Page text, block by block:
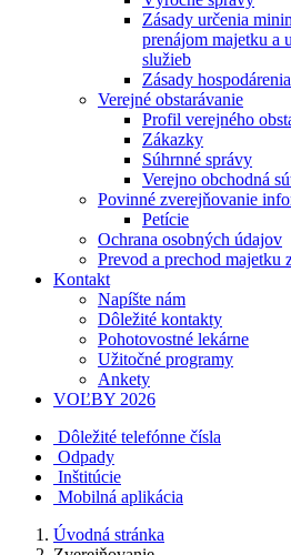
Zásady určenia
prenájom majetku a
služieb
Zásady
Verejné obstarávanie
Profil verejného
Zákazky
Súhrnné správy
Verejno obchodná
Povinné zverejňovanie
Petície
Ochrana osobných údajov
Prevod a prechod majetku
Kontakt
Napíšte nám
Dôležité kontakty
Pohotovostné lekárne
Užitočné programy
Ankety
VOĽBY 2026
Dôležité telefónne čísla
Odpady
Inštitúcie
Mobilná aplikácia
Úvodná stránka